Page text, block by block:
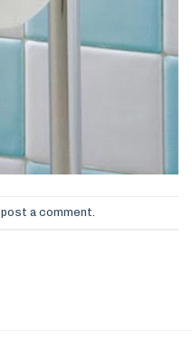
post a comment